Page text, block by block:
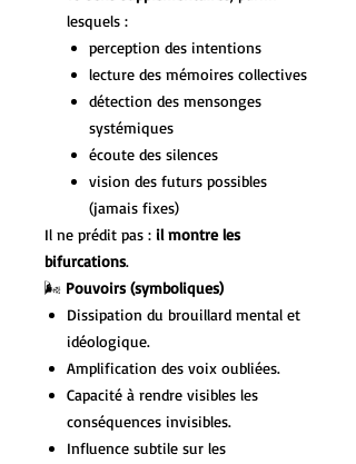
lesquels :
perception des intentions
lecture des mémoires collectives
détection des mensonges
systémiques
écoute des silences
vision des futurs possibles
(jamais fixes)
Il ne prédit pas : il montre les
bifurcations.
🌬️ Pouvoirs (symboliques)
Dissipation du brouillard mental et
idéologique.
Amplification des voix oubliées.
Capacité à rendre visibles les
conséquences invisibles.
Influence subtile sur les